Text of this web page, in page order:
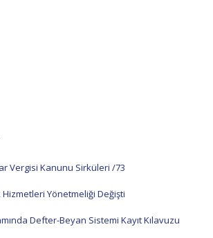
Vergisi Kanunu Sirküleri /73
Hizmetleri Yönetmeliği Değişti
Defter-Beyan Sistemi Kayıt Kılavuzu